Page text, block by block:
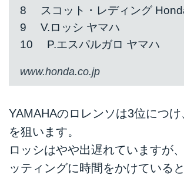
8 スコット・レディング
9 V.ロッシ ヤマハ
10 P.エスパルガロ ヤマハ
www.honda.co.jp
YAMAHAのロレンソは3位につ
を狙います。
ロッシはやや出遅れていますが
ッティングに時間をかけていると